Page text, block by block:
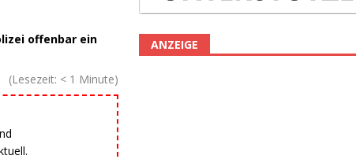
offenbar ein
(Lesezeit: < 1 Minute)
ANZEIGE